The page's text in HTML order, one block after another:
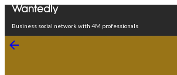
Business social network with 4M professionals